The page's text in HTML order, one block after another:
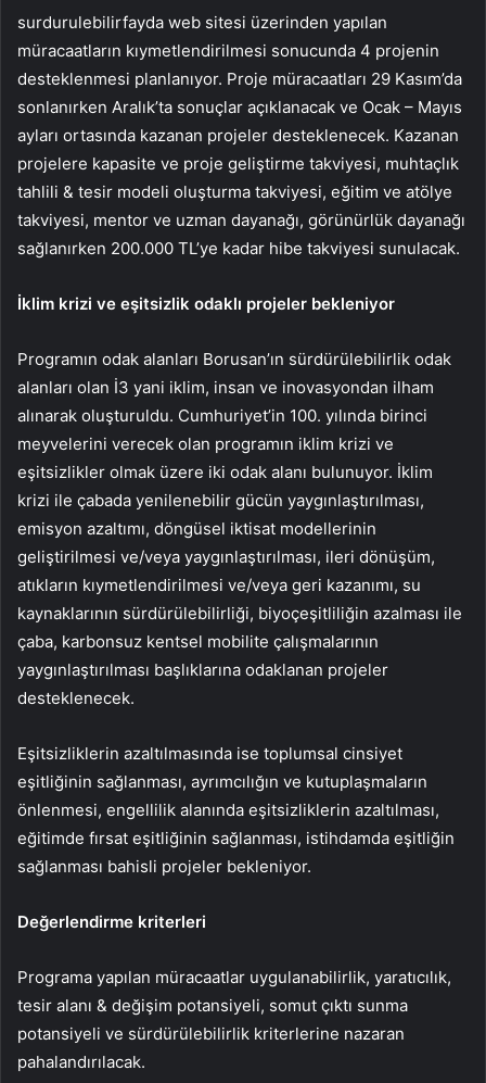
surdurulebilirfayda web sitesi üzerinden yapılan
müracaatların kıymetlendirilmesi sonucunda 4 projenin
desteklenmesi planlanıyor. Proje müracaatları 29 Kasım’da
sonlanırken Aralık’ta sonuçlar açıklanacak ve Ocak – Mayıs
ayları ortasında kazanan projeler desteklenecek. Kazanan
projelere kapasite ve proje geliştirme takviyesi, muhtaçlık
tahlili & tesir modeli oluşturma takviyesi, eğitim ve atölye
takviyesi, mentor ve uzman dayanağı, görünürlük dayanağı
sağlanırken 200.000 TL’ye kadar hibe takviyesi sunulacak.
İklim krizi ve eşitsizlik odaklı projeler bekleniyor
Programın odak alanları Borusan’ın sürdürülebilirlik odak
alanları olan İ3 yani iklim, insan ve inovasyondan ilham
alınarak oluşturuldu. Cumhuriyet’in 100. yılında birinci
meyvelerini verecek olan programın iklim krizi ve
eşitsizlikler olmak üzere iki odak alanı bulunuyor. İklim
krizi ile çabada yenilenebilir gücün yaygınlaştırılması,
emisyon azaltımı, döngüsel iktisat modellerinin
geliştirilmesi ve/veya yaygınlaştırılması, ileri dönüşüm,
atıkların kıymetlendirilmesi ve/veya geri kazanımı, su
kaynaklarının sürdürülebilirliği, biyoçeşitliliğin azalması ile
çaba, karbonsuz kentsel mobilite çalışmalarının
yaygınlaştırılması başlıklarına odaklanan projeler
desteklenecek.
Eşitsizliklerin azaltılmasında ise toplumsal cinsiyet
eşitliğinin sağlanması, ayrımcılığın ve kutuplaşmaların
önlenmesi, engellilik alanında eşitsizliklerin azaltılması,
eğitimde fırsat eşitliğinin sağlanması, istihdamda eşitliğin
sağlanması bahisli projeler bekleniyor.
Değerlendirme kriterleri
Programa yapılan müracaatlar uygulanabilirlik, yaratıcılık,
tesir alanı & değişim potansiyeli, somut çıktı sunma
potansiyeli ve sürdürülebilirlik kriterlerine nazaran
pahalandırılacak.